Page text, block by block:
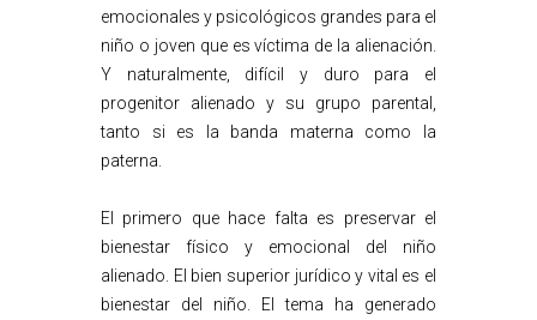
emocionales y psicológicos grandes para el
niño o joven que es víctima de la alienación.
Y naturalmente, difícil y duro para el
progenitor alienado y su grupo parental,
tanto si es la banda materna como la
paterna.
El primero que hace falta es preservar el
bienestar físico y emocional del niño
alienado. El bien superior jurídico y vital es el
bienestar del niño. El tema ha generado